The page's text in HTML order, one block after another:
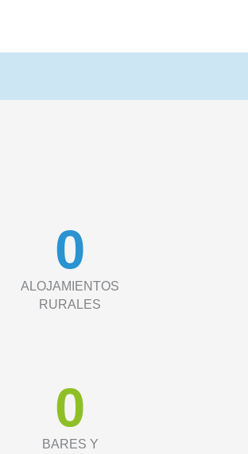
0
ALOJAMIENTOS
RURALES
0
BARES Y